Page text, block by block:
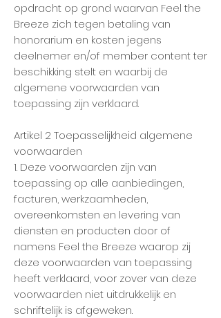
opdracht op grond waarvan Feel the
Breeze zich tegen betaling van
honorarium en kosten jegens
deelnemer en/of member content ter
beschikking stelt en waarbij de
algemene voorwaarden van
toepassing zijn verklaard.
Artikel 2 Toepasselijkheid algemene
voorwaarden
1. Deze voorwaarden zijn van
toepassing op alle aanbiedingen,
facturen, werkzaamheden,
overeenkomsten en levering van
diensten en producten door of
namens Feel the Breeze waarop zij
deze voorwaarden van toepassing
heeft verklaard, voor zover van deze
voorwaarden niet uitdrukkelijk en
schriftelijk is afgeweken.